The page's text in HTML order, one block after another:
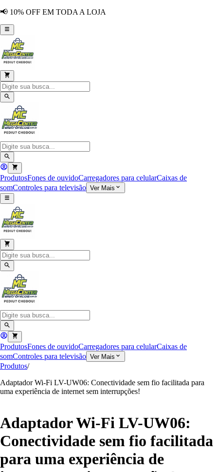
📢 10% OFF EM TODA A LOJA
ProdutosFones de ouvidoCarregadores para celularCaixas de
somControles para televisão Ver Mais
ProdutosFones de ouvidoCarregadores para celularCaixas de
somControles para televisão Ver Mais
Produtos/
Adaptador Wi-Fi LV-UW06: Conectividade sem fio facilitada para
uma experiência de internet sem interrupções!
Adaptador Wi-Fi LV-UW06:
Conectividade sem fio facilitada
para uma experiência de